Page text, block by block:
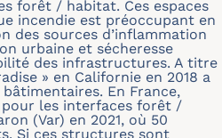
forêt / habitat. Ces espaces
incendie est préoccupant en
des sources d’inflammation
urbaine et sécheresse
des infrastructures. A titre
» en Californie en 2018 a
En France,
pour les interfaces forêt /
(Var) en 2021, où 50
Si ces structures sont